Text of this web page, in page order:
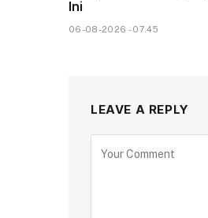
Ini
06-08-2026 - 07.45
LEAVE A REPLY